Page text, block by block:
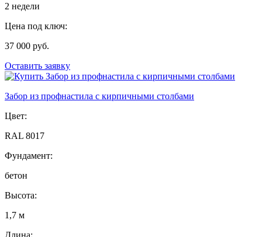
2 недели
Цена под ключ:
37 000 руб.
Оставить заявку
Забор из профнастила с кирпичными столбами
Цвет:
RAL 8017
Фундамент:
бетон
Высота:
1,7 м
Длина: